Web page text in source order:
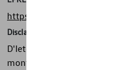
https://
Disclaimer
D'Ieteren Automotive ne
montage sur le véhicule